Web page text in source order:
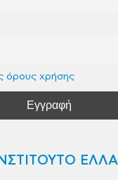
όρους χρήσης